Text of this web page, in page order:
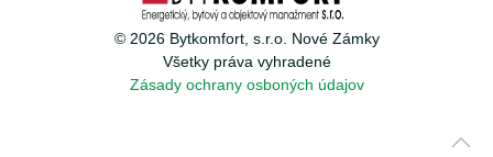
© 2026Bytkomfort, s.r.o. Nové Zámky
Všetky práva vyhradené
Zásady ochrany osboných údajov